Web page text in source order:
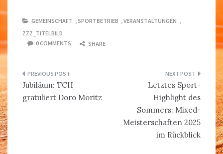
GEMEINSCHAFT SPORTBETRIEB VERANSTALTUNGEN
ZZZ_TITELBILD
0 COMMENTS
SHARE
Beitragsnavigation
Jubiläum: TCH
gratuliert Doro Moritz
Letztes Sport-
Highlight des
Sommers: Mixed-
Meisterschaften 2025
im Rückblick